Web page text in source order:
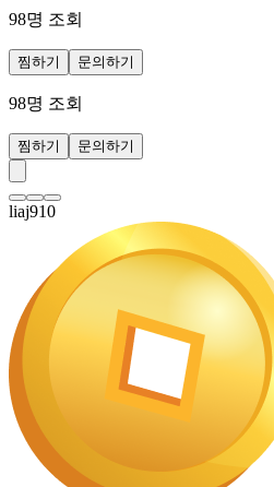
98명 조회
찜하기 문의하기
98명 조회
찜하기 문의하기
liaj910